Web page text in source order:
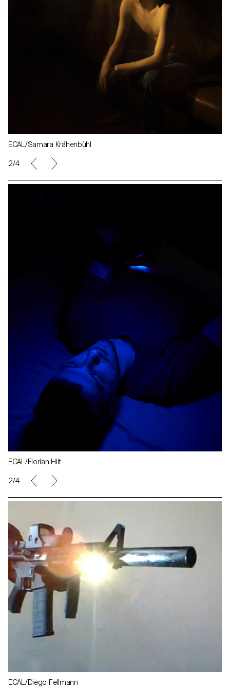
ECAL/Samara Krähenbühl
2/4
ECAL/Florian Hilt
2/4
ECAL/Diego Fellmann